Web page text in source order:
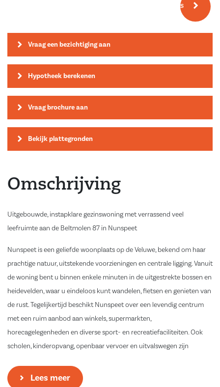
Meer fotos
Vraag een bezichtiging aan
Hypotheek berekenen
Vraag brochure aan
Bekijk plattegronden
Omschrijving
Uitgebouwde, instapklare gezinswoning met verrassend veel
leefruimte aan de Beltmolen 87 in Nunspeet
Nunspeet is een geliefde woonplaats op de Veluwe, bekend om haar
prachtige natuur, uitstekende voorzieningen en centrale ligging. Vanuit
de woning bent u binnen enkele minuten in de uitgestrekte bossen en
heidevelden, waar u eindeloos kunt wandelen, fietsen en genieten van
de rust. Tegelijkertijd beschikt Nunspeet over een levendig centrum
met een ruim aanbod aan winkels, supermarkten,
horecagelegenheden en diverse sport- en recreatiefaciliteiten. Ook
scholen, kinderopvang, openbaar vervoer en uitvalswegen zijn
jong en oud.Lees meer